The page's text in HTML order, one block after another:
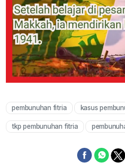
pembunuhan fitria kasus
tkp pembunuhan fitria